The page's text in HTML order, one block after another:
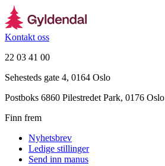
Kontakt oss
22 03 41 00
Sehesteds gate 4, 0164 Oslo
Postboks 6860 Pilestredet Park, 0176 Oslo
Finn frem
Nyhetsbrev
Ledige stillinger
Send inn manus